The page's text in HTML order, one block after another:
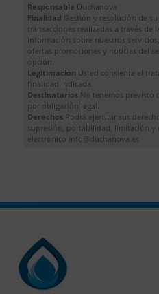
Responsable Duchanova
Finalidad Gestión y resolución de
transacciones realizadas a través de
información sobre nuestros
ofertas promociones y noticias del
opción.
Legitimación Usted consiente el
finalidad indicada.
Destinatarios No tenemos previsto
por obligación legal.
Derechos Podrá ejercitar sus
supresión, portabilidad, limitación y
electrónico info@duchanova.es